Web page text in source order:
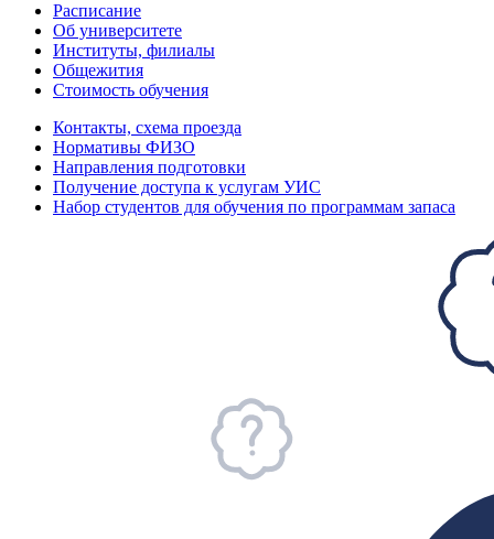
Расписание
Об университете
Институты, филиалы
Общежития
Стоимость обучения
Контакты, схема проезда
Нормативы ФИЗО
Направления подготовки
Получение доступа к услугам УИС
Набор студентов для обучения по программам запаса